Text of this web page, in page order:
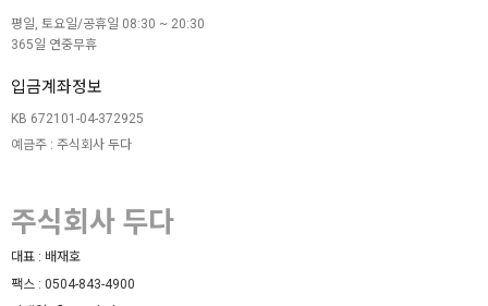
평일, 토요일/공휴일 08:30 ~ 20:30
365일 연중무휴
입금계좌정보
KB 672101-04-372925
예금주 : 주식회사 두다
주식회사 두다
대표 : 배재호
팩스 : 0504-843-4900